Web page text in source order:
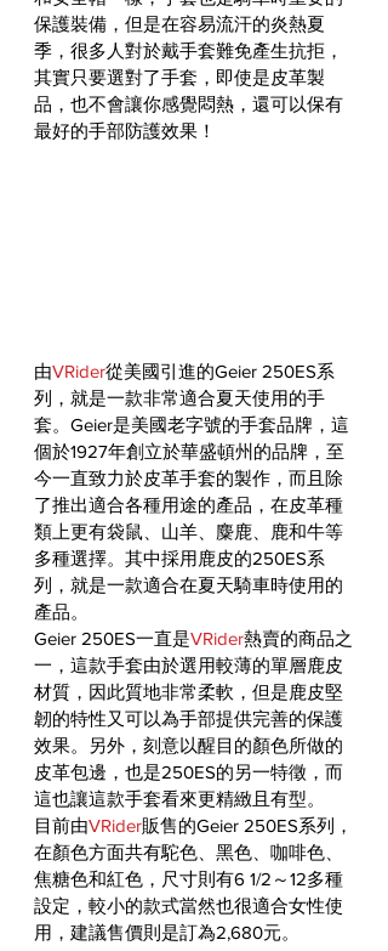
保護裝備，但是在容易流汗的炎熱夏
季，很多人對於戴手套難免產生抗拒，
其實只要選對了手套，即使是皮革製
品，也不會讓你感覺悶熱，還可以保有
最好的手部防護效果！
由VRider從美國引進的Geier 250ES系
列，就是一款非常適合夏天使用的手
套。Geier是美國老字號的手套品牌，這
個於1927年創立於華盛頓州的品牌，至
今一直致力於皮革手套的製作，而且除
了推出適合各種用途的產品，在皮革種
類上更有袋鼠、山羊、麋鹿、鹿和牛等
多種選擇。其中採用鹿皮的250ES系
列，就是一款適合在夏天騎車時使用的
產品。
Geier 250ES一直是VRider熱賣的商品之
一，這款手套由於選用較薄的單層鹿皮
材質，因此質地非常柔軟，但是鹿皮堅
韌的特性又可以為手部提供完善的保護
效果。另外，刻意以醒目的顏色所做的
皮革包邊，也是250ES的另一特徵，而
這也讓這款手套看來更精緻且有型。
目前由VRider販售的Geier 250ES系列，
在顏色方面共有駝色、黑色、咖啡色、
焦糖色和紅色，尺寸則有6 1/2～12多種
設定，較小的款式當然也很適合女性使
用，建議售價則是訂為2,680元。